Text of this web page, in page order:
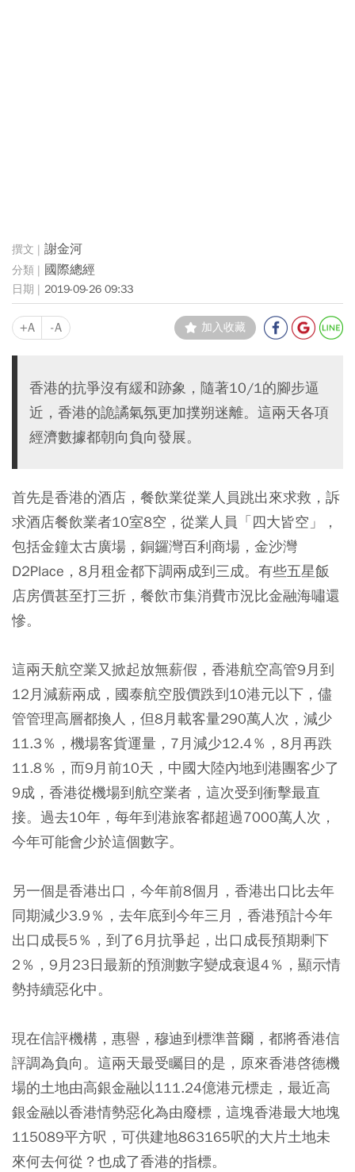
謝金河
國際總經
2019-09-26 09:33
+A -A 加入收藏
香港的抗爭沒有緩和跡象，隨著10/1的腳步逼
近，香港的詭譎氣氛更加撲朔迷離。這兩天各項
經濟數據都朝向負向發展。
首先是香港的酒店，餐飲業從業人員跳出來求救，訴
求酒店餐飲業者10室8空，從業人員「四大皆空」，
包括金鐘太古廣場，銅鑼灣百利商場，金沙灣
D2Place，8月租金都下調兩成到三成。有些五星飯
店房價甚至打三折，餐飲市集消費市況比金融海嘯還
慘。
這兩天航空業又掀起放無薪假，香港航空高管9月到
12月減薪兩成，國泰航空股價跌到10港元以下，儘
管管理高層都換人，但8月載客量290萬人次，減少
11.3％，機場客貨運量，7月減少12.4％，8月再跌
11.8％，而9月前10天，中國大陸內地到港團客少了
9成，香港從機場到航空業者，這次受到衝擊最直
接。過去10年，每年到港旅客都超過7000萬人次，
今年可能會少於這個數字。
另一個是香港出口，今年前8個月，香港出口比去年
同期減少3.9％，去年底到今年三月，香港預計今年
出口成長5％，到了6月抗爭起，出口成長預期剩下
2％，9月23日最新的預測數字變成衰退4％，顯示情
勢持續惡化中。
現在信評機構，惠譽，穆迪到標準普爾，都將香港信
評調為負向。這兩天最受矚目的是，原來香港啓德機
場的土地由高銀金融以111.24億港元標走，最近高
銀金融以香港情勢惡化為由廢標，這塊香港最大地塊
115089平方呎，可供建地863165呎的大片土地未
來何去何從？也成了香港的指標。